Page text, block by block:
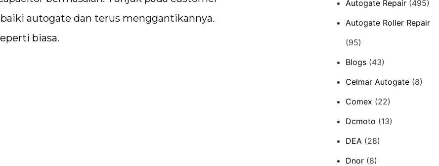
autogate dan terus menggantikannya.
biasa.
Autogate Repair(495)
Autogate Roller Repair
(95)
Blogs(43)
Celmar Autogate(8)
Comex (22)
Dcmoto (13)
DEA (28)
Dnor(8)